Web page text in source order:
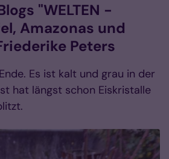
"WELTEN -
Amazonas und
Peters
Es ist kalt und grau in der
hat längst schon Eiskristalle